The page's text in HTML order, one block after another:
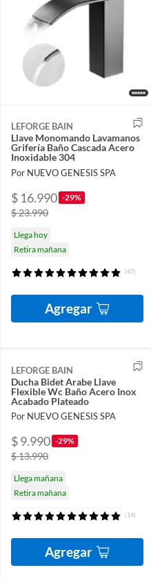
LEFORGE BAIN
Llave Monomando Lavamanos
Grifería Baño Cascada Acero
Inoxidable 304
Por NUEVO GENESIS SPA
$ 16.990 -29%
$ 23.990
Llega hoy
Retira mañana
(47)
Agregar
LEFORGE BAIN
Ducha Bidet Arabe Llave
Flexible Wc Baño Acero Inox
Acabado Plateado
Por NUEVO GENESIS SPA
$ 9.990 -29%
$ 13.990
Llega mañana
Retira mañana
(14)
Agregar